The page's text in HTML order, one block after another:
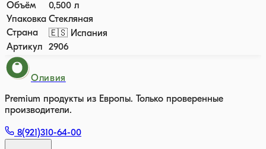
Объём
0,500 л
Упаковка Стекляная
Страна
🇪🇸 Испания
Артикул
2906
Оливия
Premium продукты из Европы. Только проверенные
производители.
8(921)310-64-00